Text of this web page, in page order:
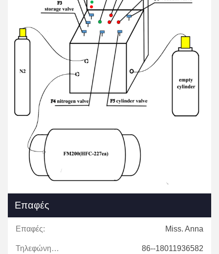
Επαφές
Επαφές: Miss. Anna
Τηλεφώνημα: 86--18011936582